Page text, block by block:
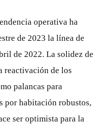
operativa ha
de 2023 la línea de
de 2022. La solidez de
reactivación de los
palancas para
por habitación robustos,
ser optimista para la